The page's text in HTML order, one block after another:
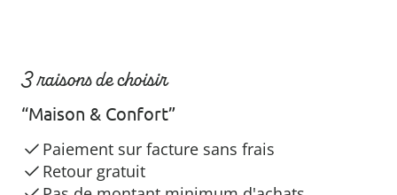
3 raisons de choisir
“Maison & Confort”
Paiement sur facture sans frais
Retour gratuit